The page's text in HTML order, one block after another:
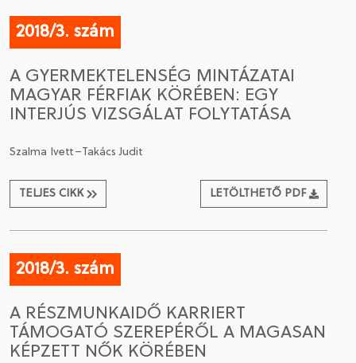
2018/3. szám
A GYERMEKTELENSÉG MINTÁZATAI
MAGYAR FÉRFIAK KÖRÉBEN: EGY
INTERJÚS VIZSGÁLAT FOLYTATÁSA
Szalma Ivett–Takács Judit
TELJES CIKK LETÖLTHETŐ PDF
2018/3. szám
A RÉSZMUNKAIDŐ KARRIERT
TÁMOGATÓ SZEREPÉRŐL A MAGASAN
KÉPZETT NŐK KÖRÉBEN